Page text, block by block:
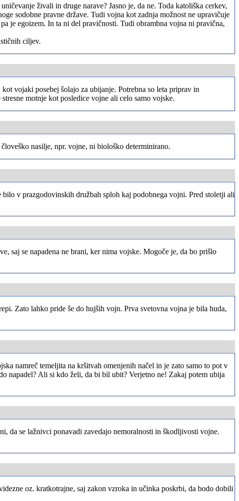
živali in druge narave? Jasno je, da ne. Toda katoliška cerkev,
sodobne pravne države. Tudi vojna kot zadnja možnost ne upravičuje
je egoizem. In ta ni del pravičnosti. Tudi obrambna vojna ni pravična,
ciljev.
vojaki posebej šolajo za ubijanje. Potrebna so leta priprav in
motnje kot posledice vojne ali celo samo vojske.
nasilje, npr. vojne, ni biološko determinirano.
v prazgodovinskih družbah sploh kaj podobnega vojni. Pred stoletji ali
saj se napadena ne brani, ker nima vojske. Mogoče je, da bo prišlo
Zato lahko pride še do hujših vojn. Prva svetovna vojna je bila huda,
namreč temeljita na kršitvah omenjenih načel in je zato samo to pot v
napadel? Ali si kdo želi, da bi bil ubit? Verjetno ne! Zakaj potem ubija
da se lažnivci ponavadi zavedajo nemoralnosti in škodljivosti vojne.
oz. kratkotrajne, saj zakon vzroka in učinka poskrbi, da bodo dobili